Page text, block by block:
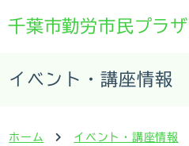
千葉市勤労市民プラザ
イベント・講座情報
ホーム イベント・講座情報